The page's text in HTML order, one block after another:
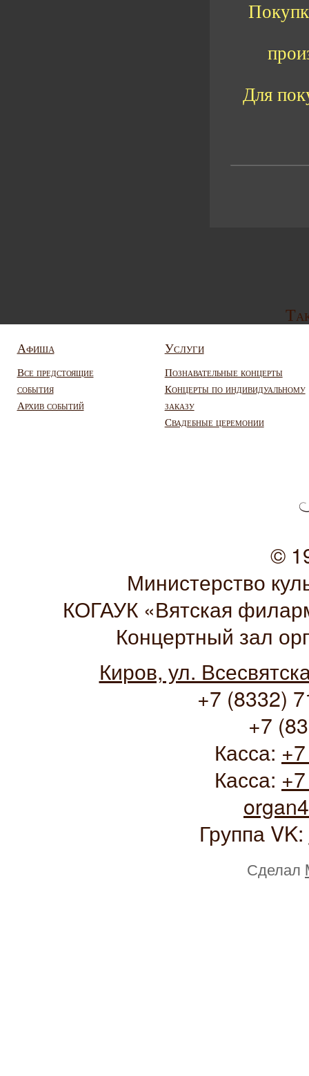
Для
Афиша
Все предстоящие
события
Архив событий
Услуги
Познавательные концерты
Концерты по индивидуальному
заказу
Свадебные церемонии
©
Министерство
КОГАУК «Вятская
Концертный зал
Киров, ул.
+7 (8332)
+7
Касса:
Касса:
Группа VK:
Сделал